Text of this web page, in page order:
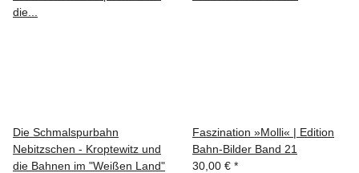
Die Schmalspurbahn
Nebitzschen - Kroptewitz und
die Bahnen im "Weißen Land"
Faszination »Molli« | Edition
Bahn-Bilder Band 21
30,00 € *